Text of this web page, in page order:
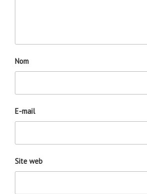
Nom
E-mail
Site web